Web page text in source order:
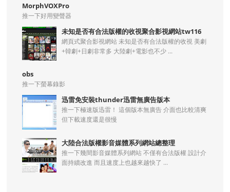
MorphVOXPro
推一下好用變聲器
未知是否有合法版權的收視聚合影視網站tw116
網頁式聚合影視網站 未知是否有合法版權的收視 美劇
+韓劇+日劇非常多 大陸劇+電影也不少 ...
obs
推一下螢幕錄影
迅雷免安裝thunder迅雷無廣告版本
推一下極速版迅雷！ 這個版本無廣告 介面也比較清爽
但下載速度還是很慢
大陸合法版權影音媒體系列網站總整理
推一下幾間影音媒體系列網站 不僅有合法版權 設計介
面持續改進 而且速度上也越來越快了 ...